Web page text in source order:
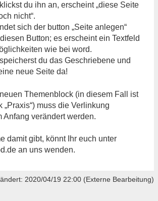
du ihn an, erscheint „diese Seite
nicht“.
sich der button „Seite anlegen“
Button; es erscheint ein Textfeld
wie bei word.
du das Geschriebene und
neue Seite da!
Themenblock (in diesem Fall ist
„Praxis“) muss die Verlinkung
Anfang verändert werden.
damit gibt, könnt Ihr euch unter
an uns wenden.
2020/04/19 22:00 (Externe Bearbeitung)